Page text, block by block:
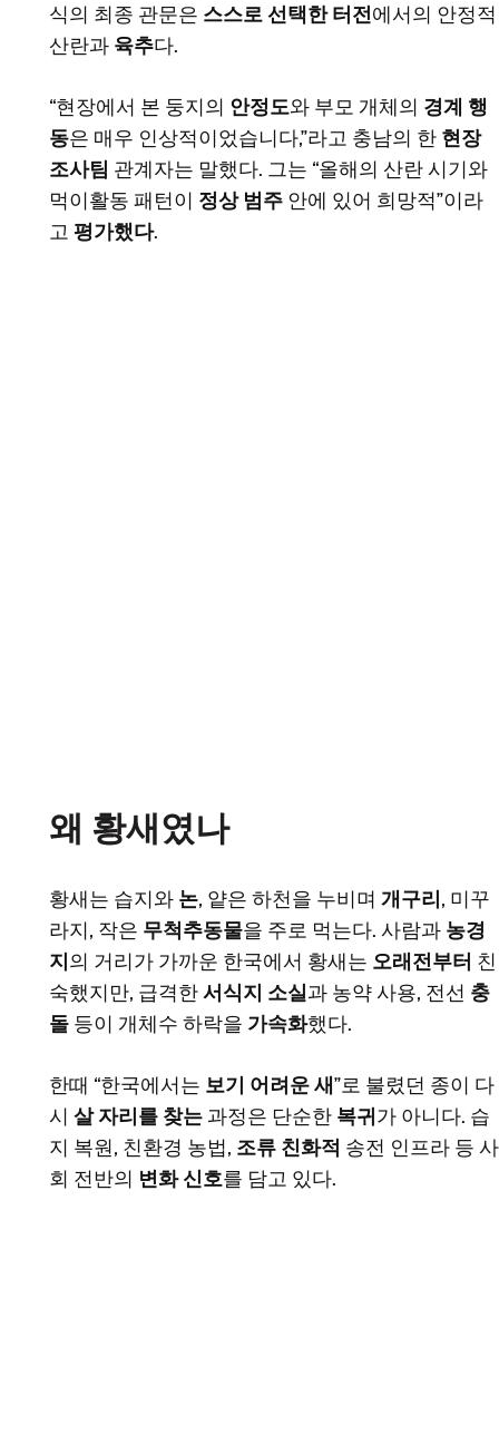
식의 최종 관문은 스스로 선택한 터전에서의 안정적
산란과 육추다.
“현장에서 본 둥지의 안정도와 부모 개체의 경계 행
동은 매우 인상적이었습니다,”라고 충남의 한 현장
조사팀 관계자는 말했다. 그는 “올해의 산란 시기와
먹이활동 패턴이 정상 범주 안에 있어 희망적”이라
고 평가했다.
왜 황새였나
황새는 습지와 논, 얕은 하천을 누비며 개구리 , 미꾸
라지, 작은 무척추동물을 주로 먹는다. 사람과 농경
지 의 거리가 가까운 한국에서 황새는 오래전부터 친
숙했지만, 급격한서식지 소실과 농약 사용, 전선 충
돌 등이 개체수 하락을 가속화했다.
한때 “한국에서는 보기 어려운 새”로 불렸던 종이 다
시 살 자리를 찾는 과정은 단순한 복귀 가 아니다. 습
지 복원, 친환경 농법, 조류 친화적 송전 인프라 등 사
회 전반의 변화 신호를 담고 있다.